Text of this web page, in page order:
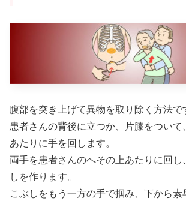
腹部を突き上げて異物を取り除く方法で
患者さんの背後に立つか、片膝をついて
あたりに手を回します。
両手を患者さんのへその上あたりに回し
しを作ります。
こぶしをもう一方の手で掴み、下から素